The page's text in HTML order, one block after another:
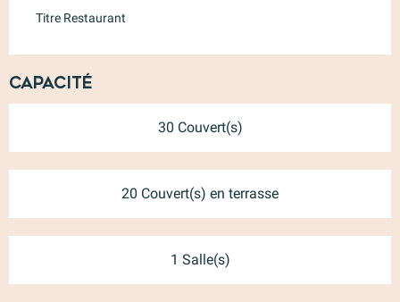
Titre Restaurant
Capacité
30 Couvert(s)
20 Couvert(s) en terrasse
1 Salle(s)